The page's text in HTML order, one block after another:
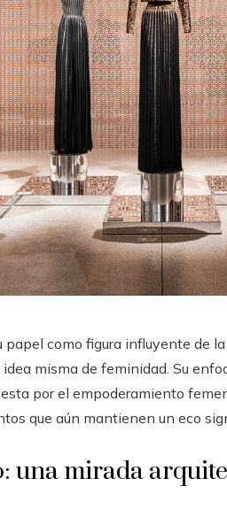
como figura influyente de
misma de feminidad. Su
por el empoderamiento
que aún mantienen un eco
una mirada